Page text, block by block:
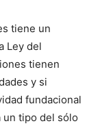
tiene un
Ley del
tienen
y si
fundacional
tipo del sólo